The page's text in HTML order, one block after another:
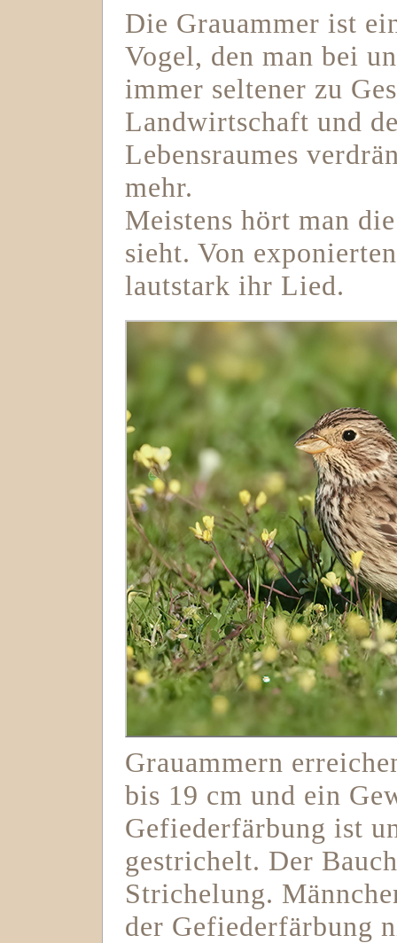
Die Grauammer ist
Vogel, den man bei
immer seltener zu
Landwirtschaft und
Lebensraumes
mehr.
Meistens hört man
sieht. Von
lautstark ihr Lied.
Grauammern
bis 19 cm und ein
Gefiederfärbung ist
gestrichelt. Der
Strichelung.
der Gefiederfärbung